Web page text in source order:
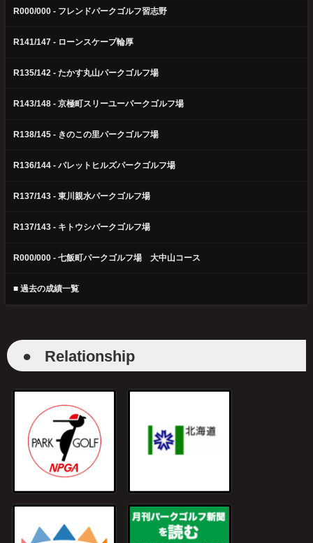
R000/000 - フレンドパークゴルフ習志野
R141/147 - ローンスケープ輪厚
R135/142 - たかす丸山パークゴルフ場
R143/148 - 京極町スリーユーパークゴルフ場
R138/145 - きのこの里パークゴルフ場
R136/144 - パレットヒルズパークゴルフ場
R137/143 - 東川親水パークゴルフ場
R137/143 - キトウシパークゴルフ場
R000/000 - 七飯町パークゴルフ場 大中山コース
■ 過去の成績一覧
● Relationship